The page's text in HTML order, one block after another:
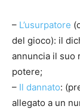
– L’usurpatore
del gioco): il
annuncia il suo
potere;
– Il dannato:
allegato a un